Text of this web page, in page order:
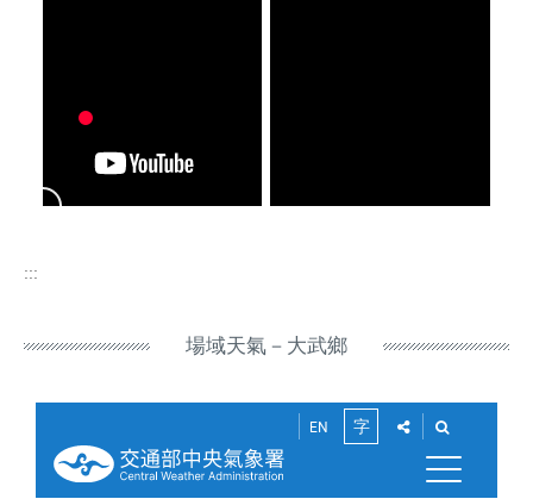
:::
場域天氣－大武鄉